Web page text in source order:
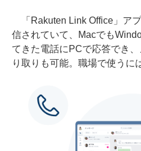
「Rakuten Link Office」ア
信されていて、Macでも
てきた電話にPCで応答でき
り取りも可能。職場で使うに